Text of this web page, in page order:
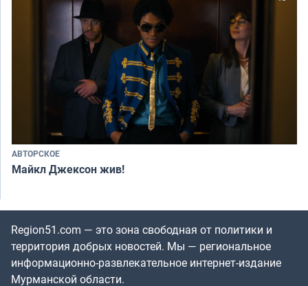
АВТОРСКОЕ
Майкл Джексон жив!
Region51.com — это зона свободная от политики и
территория добрых новостей. Мы — региональное
информационно-развлекательное интернет-издание
Мурманской области.